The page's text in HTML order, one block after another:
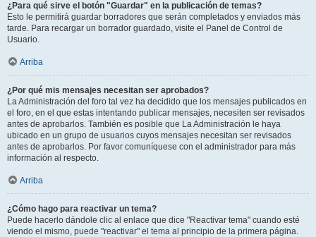
¿Para qué sirve el botón "Guardar" en la publicación de temas?
Esto le permitirá guardar borradores que serán completados y enviados más
tarde. Para recargar un borrador guardado, visite el Panel de Control de
Usuario.
Arriba
¿Por qué mis mensajes necesitan ser aprobados?
La Administración del foro tal vez ha decidido que los mensajes publicados en
el foro, en el que estas intentando publicar mensajes, necesiten ser revisados
antes de aprobarlos. También es posible que La Administración le haya
ubicado en un grupo de usuarios cuyos mensajes necesitan ser revisados
antes de aprobarlos. Por favor comuníquese con el administrador para más
información al respecto.
Arriba
¿Cómo hago para reactivar un tema?
Puede hacerlo dándole clic al enlace que dice "Reactivar tema" cuando esté
viendo el mismo, puede "reactivar" el tema al principio de la primera página.